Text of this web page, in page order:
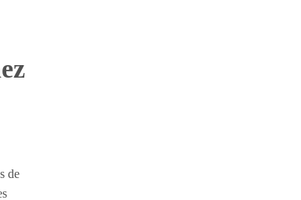
de